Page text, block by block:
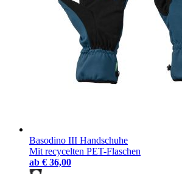
Basodino III Handschuhe
Mit recycelten PET-Flaschen
ab € 36,00